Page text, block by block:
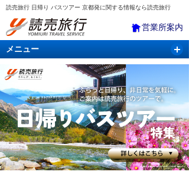
読売旅行 日帰り バスツアー 京都発に関する情報なら読売旅行
営業所案内
メニュー
国内旅行 バスツアー 海外旅行 クルーズ
航空・ＪＲ＋宿泊 航空券＆ホテル